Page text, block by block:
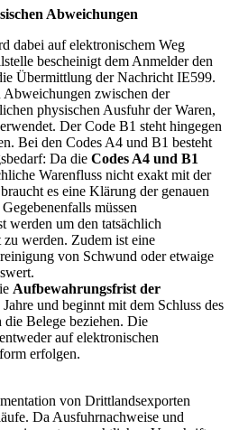
Abweichungen
dabei auf elektronischem Weg
bescheinigt dem Anmelder den
Übermittlung der Nachricht IE599.
zwischen der
physischen Ausfuhr der Waren,
Der Code B1 steht hingegen
Bei den Codes A4 und B1 besteht
Da die Codes A4 und B1
Warenfluss nicht exakt mit der
es eine Klärung der genauen
müssen
werden um den tatsächlich
zu werden. Zudem ist eine
von Schwund oder etwaige
Aufbewahrungsfrist der
und beginnt mit dem Schluss des
die Belege beziehen. Die
auf elektronischen
erfolgen.
von Drittlandsexporten
Da Ausfuhrnachweise und